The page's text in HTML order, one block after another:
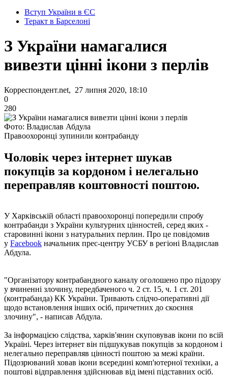
Вступ України в ЄС
Теракт в Барселоні
З України намагалися
вивезти цінні ікони з перлів
Корреспондент.net, 27 липня 2020, 18:10
0
280
Фото: Владислав Абдула
Правоохоронці зупинили контрабанду
Чоловік через інтернет шукав
покупців за кордоном і нелегально
переправляв коштовності поштою.
У Харківській області правоохоронці попередили спробу
контрабанди з України культурних цінностей, серед яких -
старовинні ікони з натуральних перлин. Про це повідомив
у Facebook начальник прес-центру УСБУ в регіоні Владислав
Абдула.
"Організатору контрабандного каналу оголошено про підозру
у вчиненні злочину, передбаченого ч. 2 ст. 15, ч. 1 ст. 201
(контрабанда) КК України. Тривають слідчо-оперативні дії
щодо встановлення інших осіб, причетних до скоєння
злочину", - написав Абдула.
За інформацією слідства, харків'янин скуповував ікони по всій
Україні. Через інтернет він підшукував покупців за кордоном і
нелегально переправляв цінності поштою за межі країни.
Підозрюваний ховав ікони всередині комп'ютерної техніки, а
поштові відправлення здійснював від імені підставних осіб.